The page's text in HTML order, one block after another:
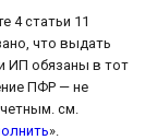
4 статьи 11
что выдать
ИП обязаны в тот
ПФР — не
см.
».